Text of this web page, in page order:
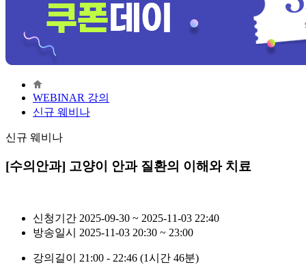
WEBINAR 강의
신규 웨비나
신규 웨비나
[수의안과] 고양이 안과 질환의 이해와 치료
신청기간 2025-09-30 ~ 2025-11-03 22:40
방송일시
2025-11-03 20:30 ~ 23:00
강의길이 21:00 - 22:46 (1시간 46분)